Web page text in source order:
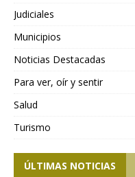
Judiciales
Municipios
Noticias Destacadas
Para ver, oír y sentir
Salud
Turismo
ÚLTIMAS NOTICIAS